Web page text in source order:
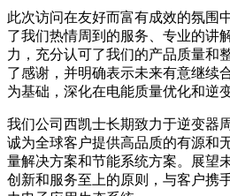
此次访问在友好而富有成效的氛围
了我们热情周到的服务、专业的讲
力，充分认可了我们的产品质量和
了感谢，并明确表示未来有意继续
为基础，深化在电能质量优化和逆
我们公司西凯士长期致力于逆变器
诚为全球客户提供高品质的有源和
量解决方案和节能系统方案。展望
创新和服务至上的原则，与客户携